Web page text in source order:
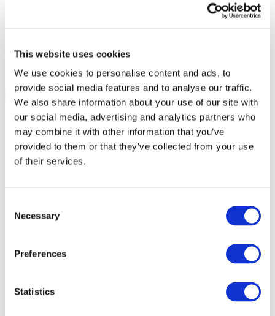
This website uses cookies
We use cookies to personalise content and ads, to
provide social media features and to analyse our traffic.
We also share information about your use of our site with
our social media, advertising and analytics partners who
may combine it with other information that you’ve
provided to them or that they’ve collected from your use
of their services.
Selection
Necessary
Preferences
Statistics
Alle